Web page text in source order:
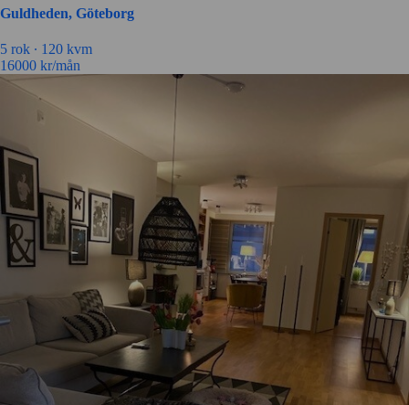
Guldheden, Göteborg
5 rok ∙ 120 kvm
16000 kr/mån